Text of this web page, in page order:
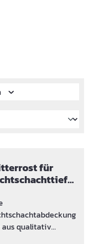
für
aus qualitativ